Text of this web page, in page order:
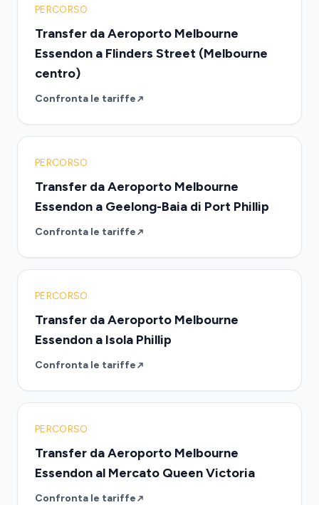
PERCORSO
Transfer da Aeroporto Melbourne
Essendon a Flinders Street (Melbourne
centro)
Confronta le tariffe
PERCORSO
Transfer da Aeroporto Melbourne
Essendon a Geelong-Baia di Port Phillip
Confronta le tariffe
PERCORSO
Transfer da Aeroporto Melbourne
Essendon a Isola Phillip
Confronta le tariffe
PERCORSO
Transfer da Aeroporto Melbourne
Essendon al Mercato Queen Victoria
Confronta le tariffe